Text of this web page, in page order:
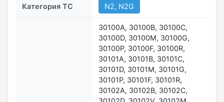
Категория ТС N2, N2G
30100А, 30100В, 30100C,
30100D, 30100M, 30100G,
30100P, 30100F, 30100R,
30101A, 30101B, 30101C,
30101D, 30101M, 30101G,
30101P, 30101F, 30101R,
30102А, 30102В, 30102C,